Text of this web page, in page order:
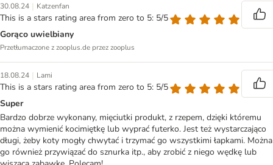
30.08.24 | Katzenfan
This is a stars rating area from zero to 5: 5/5
Gorąco uwielbiany
Przetłumaczone z zooplus.de przez zooplus
18.08.24 | Lami
This is a stars rating area from zero to 5: 5/5
Super
Bardzo dobrze wykonany, mięciutki produkt, z rzepem, dzięki któremu
można wymienić kocimiętkę lub wyprać futerko. Jest też wystarczająco
długi, żeby koty mogły chwytać i trzymać go wszystkimi łapkami. Można
go również przywiązać do sznurka itp., aby zrobić z niego wędkę lub